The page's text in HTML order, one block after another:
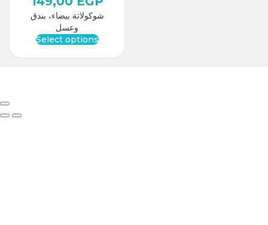
شوكولاتة بيضاء، بندق
وعسل
Select options